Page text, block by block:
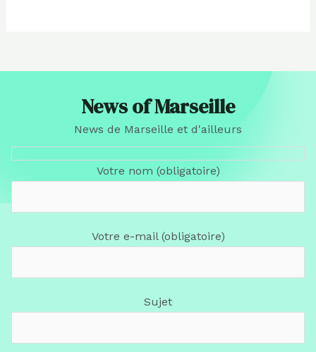
News of Marseille
News de Marseille et d'ailleurs
Votre nom (obligatoire)
Votre e-mail (obligatoire)
Sujet